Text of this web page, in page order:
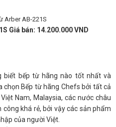
Giá bán: 14.200.000 VND
biết bếp từ hãng nào tốt nhất và
chọn Bếp từ hãng Chefs bởi tất cả
Nam, Malaysia, các nước châu
khá rẻ, bởi vậy các sản phẩm
của người Việt.